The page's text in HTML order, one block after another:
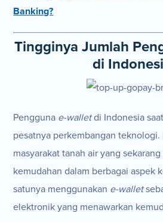
Banking?
Tingginya Jumlah
di
Pengguna e-walletdi Indonesia
pesatnya perkembangan teknologi.
masyarakat tanah air yang
kemudahan dalam berbagai aspek
satunya menggunakan e-wallet
elektronik yang menawarkan